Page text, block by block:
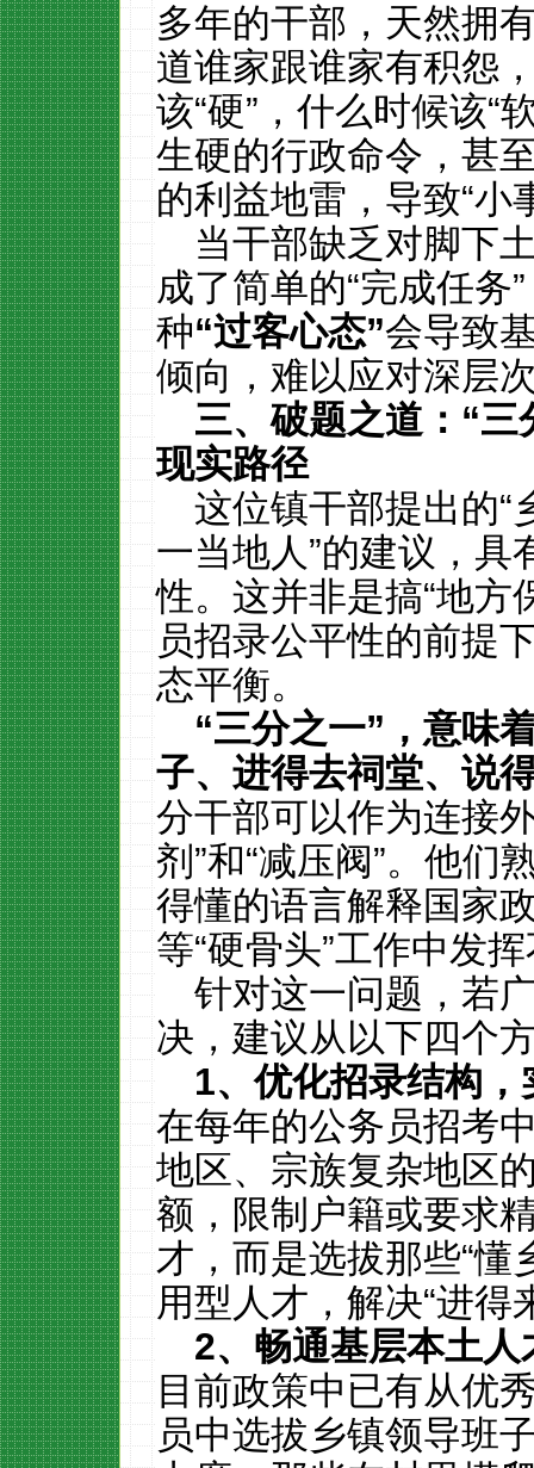
多年的干部，天然拥
道谁家跟谁家有积怨
该“硬”，什么时候该“
生硬的行政命令，甚
的利益地雷，导致“小
当干部缺乏对脚下
成了简单的“完成任务
种“过客心态”会导致
倾向，难以应对深层
三、破题之道： “三
现实路径
这位镇干部提出的“
一当地人”的建议，
性。这并非是搞“地方
员招录公平性的前提
态平衡。
“三分之一” ，意味
子、进得去祠堂、说
分干部可以作为连接
剂”和“减压阀”。他们
得懂的语言解释国家
等“硬骨头”工作中发
针对这一问题，若
决，建议从以下四个
1、优化招录结构，
在每年的公务员招考
地区、宗族复杂地区
额，限制户籍或要求
才，而是选拔那些“懂
用型人才，解决“进得
2、畅通基层本土
目前政策中已有从优
员中选拔乡镇领导班